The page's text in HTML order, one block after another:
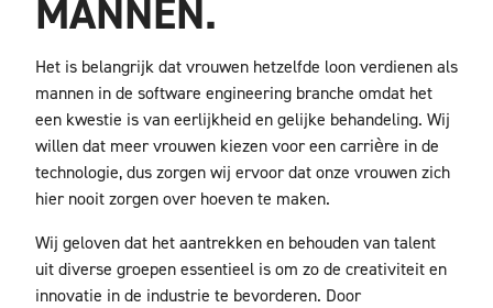
MANNEN.
Het is belangrijk dat vrouwen hetzelfde loon verdienen als
mannen in de software engineering branche omdat het
een kwestie is van eerlijkheid en gelijke behandeling. Wij
willen dat meer vrouwen kiezen voor een carrière in de
technologie, dus zorgen wij ervoor dat onze vrouwen zich
hier nooit zorgen over hoeven te maken.
Wij geloven dat het aantrekken en behouden van talent
uit diverse groepen essentieel is om zo de creativiteit en
innovatie in de industrie te bevorderen. Door